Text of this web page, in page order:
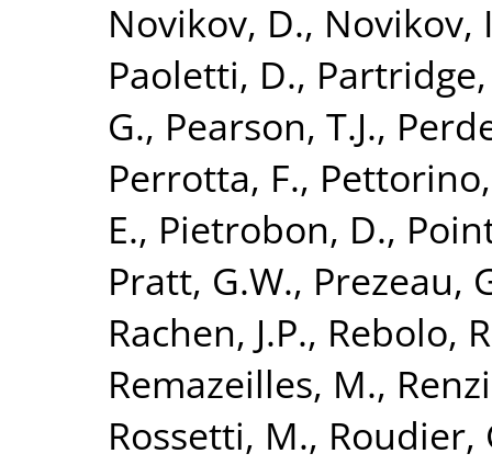
Novikov, D., Novikov,
Paoletti, D.,
G., Pearson, T.J.,
Perrotta, F.,
E., Pietrobon, D.,
Pratt, G.W., Prezeau,
Rachen, J.P., Rebolo,
Remazeilles, M.,
Rossetti, M., Roudier,